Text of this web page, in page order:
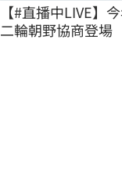
【#直播中LIVE】
二輪朝野協商登場